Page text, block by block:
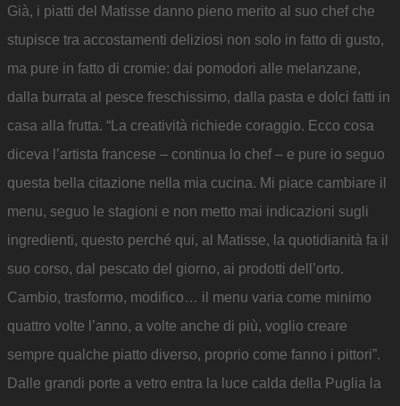
Già, i piatti del Matisse danno pieno merito al suo chef che
stupisce tra accostamenti deliziosi non solo in fatto di gusto,
ma pure in fatto di cromie: dai pomodori alle melanzane,
dalla burrata al pesce freschissimo, dalla pasta e dolci fatti in
casa alla frutta. “La creatività richiede coraggio. Ecco cosa
diceva l’artista francese – continua lo chef – e pure io seguo
questa bella citazione nella mia cucina. Mi piace cambiare il
menu, seguo le stagioni e non metto mai indicazioni sugli
ingredienti, questo perché qui, al Matisse, la quotidianità fa il
suo corso, dal pescato del giorno, ai prodotti dell’orto.
Cambio, trasformo, modifico… il menu varia come minimo
quattro volte l’anno, a volte anche di più, voglio creare
sempre qualche piatto diverso, proprio come fanno i pittori”.
Dalle grandi porte a vetro entra la luce calda della Puglia la